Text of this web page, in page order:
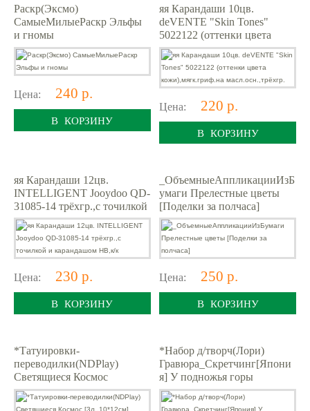
Раскр(Эксмо)
СамыеМилыеРаскр Эльфы
и гномы
Цена: 240 р.
В КОРЗИНУ
яя Карандаши 10цв.
deVENTE "Skin Tones"
5022122 (оттенки цвета
кожи),мягк.гриф.на
масл.осн.,трёхгр.
Цена: 220 р.
В КОРЗИНУ
яя Карандаши 12цв.
INTELLIGENT Jooydoo QD-
31085-14 трёхгр.,с точилкой
и карандашом HB,к/к
Цена: 230 р.
В КОРЗИНУ
_ОбъемныеАппликацииИзБ
умаги Прелестные цветы
[Поделки за полчаса]
Цена: 250 р.
В КОРЗИНУ
*Татуировки-
переводилки(NDPlay)
Светящиеся Космос
[3л.,10*12см]
*Набор д/творч(Лори)
Гравюра_Скретчинг[Япони
я] У подножья горы